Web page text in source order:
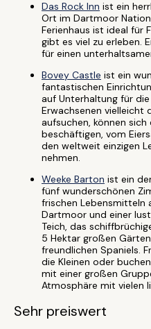
Das Rock Inn ist ein
Ort im Dartmoor
Ferienhaus ist ideal für
gibt es viel zu erleben.
für einen
Bovey Castle ist ein
fantastischen
auf Unterhaltung für
Erwachsenen vielleicht
aufsuchen, können
beschäftigen, vom
den weltweit einzigen
nehmen.
Weeke Barton ist ein
fünf wunderschönen
frischen Lebensmitteln
Dartmoor und einer
Teich, das
5 Hektar großen
freundlichen Spaniels.
die Kleinen oder
mit einer großen
Atmosphäre mit vielen
Sehr preiswert